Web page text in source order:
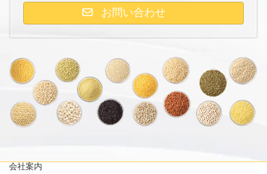
お問い合わせ
会社案内